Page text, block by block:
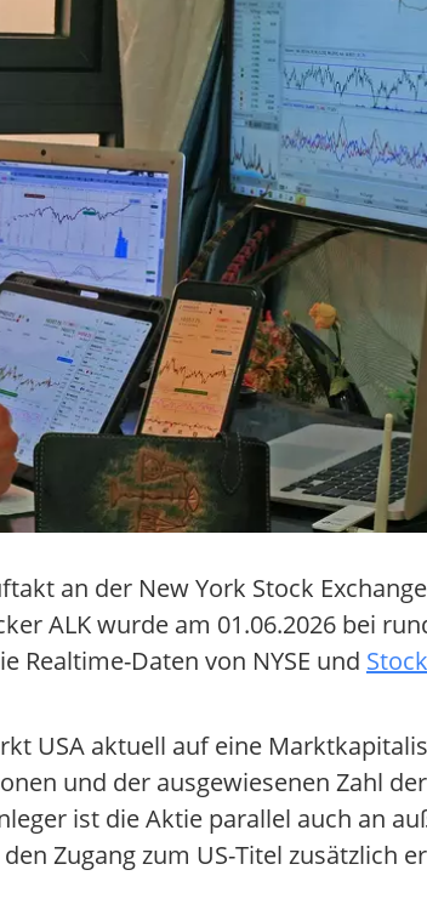
an der New York Stock
ALK wurde am 01.06.2026 bei
Realtime-Daten von NYSE und
USA aktuell auf eine
und der ausgewiesenen Zahl
ist die Aktie parallel auch an
Zugang zum US-Titel zusätzlich